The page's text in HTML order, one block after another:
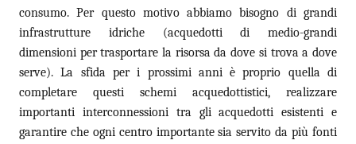
consumo. Per questo motivo abbiamo bisogno di grandi
infrastrutture idriche (acquedotti di medio-grandi
dimensioni per trasportare la risorsa da dove si trova a dove
serve). La sfida per i prossimi anni è proprio quella di
completare questi schemi acquedottistici, realizzare
importanti interconnessioni tra gli acquedotti esistenti e
garantire che ogni centro importante sia servito da più fonti